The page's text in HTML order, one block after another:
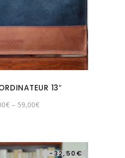
13″
€ – 59,00€
-32,50€